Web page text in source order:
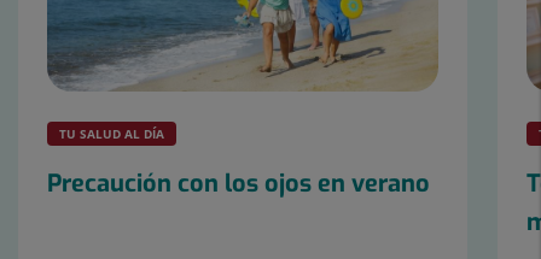
TU SALUD AL DÍA
Precaución con los ojos en verano